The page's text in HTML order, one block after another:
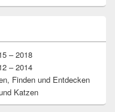
– 2018
– 2014
Finden und Entdecken
Katzen